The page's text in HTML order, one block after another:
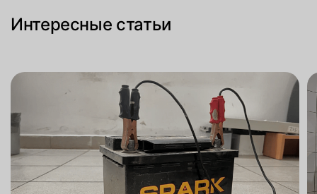
Интересные статьи